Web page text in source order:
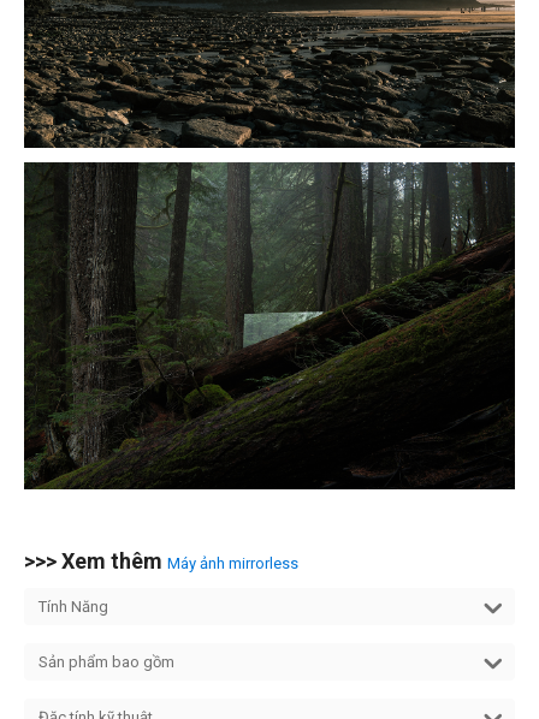
>>> Xem thêm Máy ảnh mirrorless
Tính Năng
Sản phẩm bao gồm